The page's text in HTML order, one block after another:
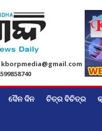
ଦୈନ ଦିନ ଚିତ୍ର ବିଚିତ୍ର